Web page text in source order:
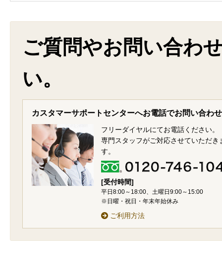
ご質問やお問い合わ
い。
カスタマーサポートセンターへお電話でお問い合わせ
フリーダイヤルにてお電話ください。
専門スタッフがご対応させていただき
す。
[受付時間]
平日8:00～18:00、土曜日9:00～15:00
※日曜・祝日・年末年始休み
ご利用方法